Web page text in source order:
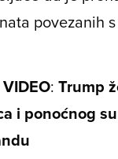
povezanih
: Trump
i ponoćnog